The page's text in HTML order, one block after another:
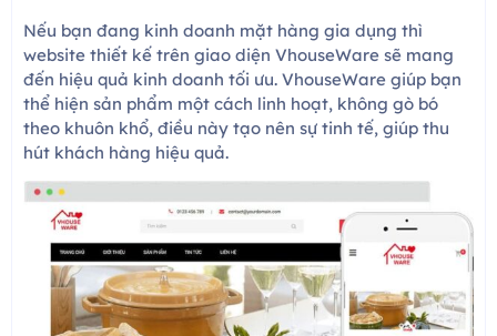
Nếu bạn đang kinh doanh mặt hàng gia dụng thì
website thiết kế trên giao diện VhouseWare sẽ mang
đến hiệu quả kinh doanh tối ưu. VhouseWare giúp bạn
thể hiện sản phẩm một cách linh hoạt, không gò bó
theo khuôn khổ, điều này tạo nên sự tinh tế, giúp thu
hút khách hàng hiệu quả.